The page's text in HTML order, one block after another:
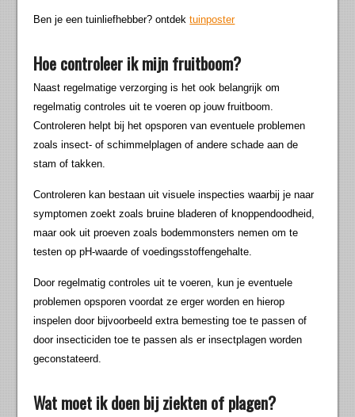
Ben je een tuinliefhebber? ontdektuinposter
Hoe controleer ik mijn fruitboom?
Naast regelmatige verzorging is het ook belangrijk om
regelmatig controles uit te voeren op jouw fruitboom.
Controleren helpt bij het opsporen van eventuele problemen
zoals insect- of schimmelplagen of andere schade aan de
stam of takken.
Controleren kan bestaan uit visuele inspecties waarbij je naar
symptomen zoekt zoals bruine bladeren of knoppendoodheid,
maar ook uit proeven zoals bodemmonsters nemen om te
testen op pH-waarde of voedingsstoffengehalte.
Door regelmatig controles uit te voeren, kun je eventuele
problemen opsporen voordat ze erger worden en hierop
inspelen door bijvoorbeeld extra bemesting toe te passen of
door insecticiden toe te passen als er insectplagen worden
geconstateerd.
Wat moet ik doen bij ziekten of plagen?